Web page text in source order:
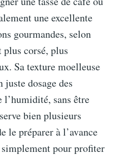
une excellente
gourmandes, selon
plus corsé, plus
Sa texture moelleuse
juste dosage des
l’humidité, sans être
bien plusieurs
le préparer à l’avance
pour profiter